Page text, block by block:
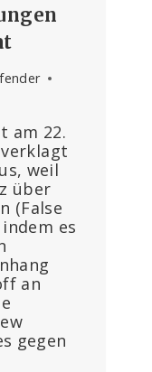
am 22.
weil
über
(False
es
an
gegen